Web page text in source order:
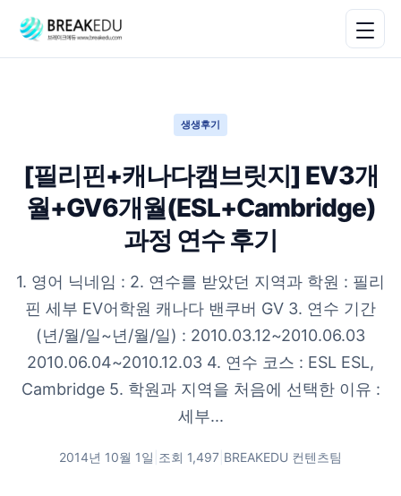
생생후기
[필리핀+캐나다캠브릿지] EV3개
월+GV6개월(ESL+Cambridge)
과정 연수 후기
1. 영어 닉네임 : 2. 연수를 받았던 지역과 학원 : 필리
핀 세부 EV어학원 캐나다 밴쿠버 GV 3. 연수 기간
(년/월/일~년/월/일) : 2010.03.12~2010.06.03
2010.06.04~2010.12.03 4. 연수 코스 : ESL ESL,
Cambridge 5. 학원과 지역을 처음에 선택한 이유 :
세부...
2014년 10월 1일 조회 1,497 BREAKEDU 컨텐츠팀